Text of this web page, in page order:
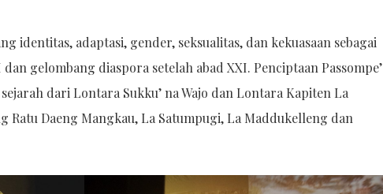
identitas, adaptasi, gender, seksualitas, dan kekuasaan sebagai
gelombang diaspora setelah abad XXI. Penciptaan Passompe’
dari Lontara Sukku’ na Wajo dan Lontara Kapiten La
Ratu Daeng Mangkau, La Satumpugi, La Maddukelleng dan